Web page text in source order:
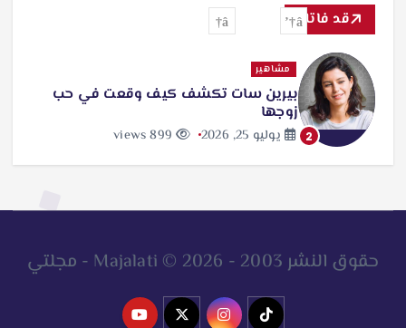
ي
ل
…
قد فاتك
2
مشاهير
بيرين سات تكشف كيف وقعت في حب
زوجها
يوليو 25, 2026 899 views
حقوق النشر 2003 - 2026 © Majalati - مجلتي